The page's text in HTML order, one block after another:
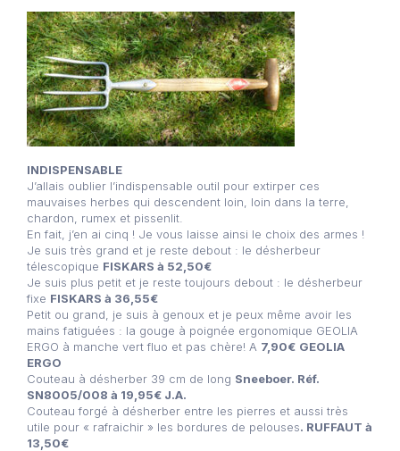
INDISPENSABLE
J’allais oublier l’indispensable outil pour extirper ces
mauvaises herbes qui descendent loin, loin dans la terre,
chardon, rumex et pissenlit.
En fait, j’en ai cinq ! Je vous laisse ainsi le choix des armes !
Je suis très grand et je reste debout : le désherbeur
télescopique FISKARS à 52,50€
Je suis plus petit et je reste toujours debout : le désherbeur
fixe FISKARS à 36,55€
Petit ou grand, je suis à genoux et je peux même avoir les
mains fatiguées : la gouge à poignée ergonomique GEOLIA
ERGO à manche vert fluo et pas chère! A 7,90€ GEOLIA
ERGO
Couteau à désherber 39 cm de long Sneeboer. Réf.
SN8005/008 à 19,95€ J.A.
Couteau forgé à désherber entre les pierres et aussi très
utile pour « rafraichir » les bordures de pelouses. RUFFAUT à
13,50€